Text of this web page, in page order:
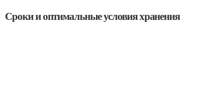
Сроки и оптимальные условия хранения